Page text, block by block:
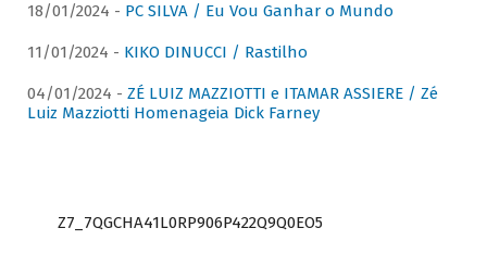
18/01/2024 - PC SILVA / Eu Vou Ganhar o Mundo
11/01/2024 - KIKO DINUCCI / Rastilho
04/01/2024 - ZÉ LUIZ MAZZIOTTI e ITAMAR ASSIERE / Zé
Luiz Mazziotti Homenageia Dick Farney
Z7_7QGCHA41L0RP906P422Q9Q0EO5